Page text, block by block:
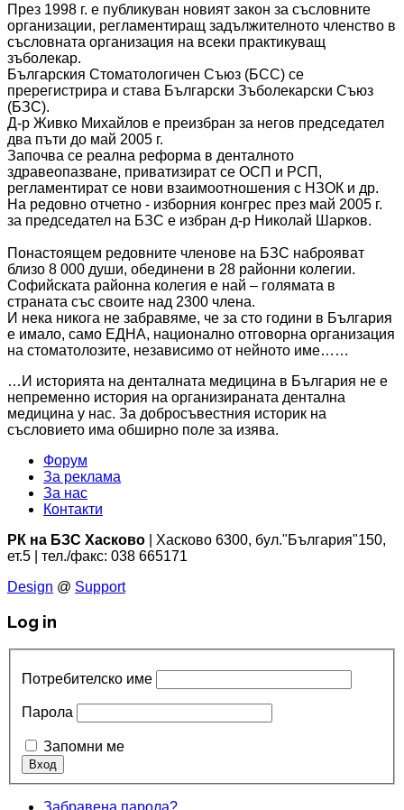
През 1998 г. е публикуван новият закон за съсловните
организации, регламентиращ задължителното членство в
съсловната организация на всеки практикуващ
зъболекар.
Българския Стоматологичен Съюз (БСС) се
пререгистрира и става Български Зъболекарски Съюз
(БЗС).
Д-р Живко Михайлов е преизбран за негов председател
два пъти до май 2005 г.
Започва се реална реформа в денталното
здравеопазване, приватизират се ОСП и РСП,
регламентират се нови взаимоотношения с НЗОК и др.
На редовно отчетно - изборния конгрес през май 2005 г.
за председател на БЗС е избран д-р Николай Шарков.
Понастоящем редовните членове на БЗС наброяват
близо 8 000 души, обединени в 28 районни колегии.
Софийската районна колегия е най – голямата в
страната със своите над 2300 члена.
И нека никога не забравяме, че за сто години в България
е имало, само ЕДНА, национално отговорна организация
на стоматолозите, независимо от нейното име……
…И историята на денталната медицина в България не е
непременно история на организираната дентална
медицина у нас. За добросъвестния историк на
съсловието има обширно поле за изява.
Форум
За реклама
За нас
Контакти
РК на БЗС Хасково | Хасково 6300, бул."България"150,
ет.5 | тел./факс: 038 665171
Design @ Support
Log in
Потребителско име
Парола
Запомни ме
Забравена парола?